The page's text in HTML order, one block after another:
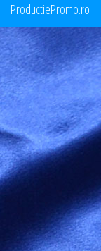
ProductiePromo.ro